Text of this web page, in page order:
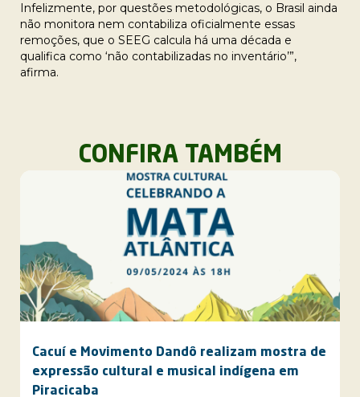
Infelizmente, por questões metodológicas, o Brasil ainda
não monitora nem contabiliza oficialmente essas
remoções, que o SEEG calcula há uma década e
qualifica como ‘não contabilizadas no inventário’”,
afirma.
CONFIRA TAMBÉM
Cacuí e Movimento Dandô realizam mostra de
expressão cultural e musical indígena em
Piracicaba